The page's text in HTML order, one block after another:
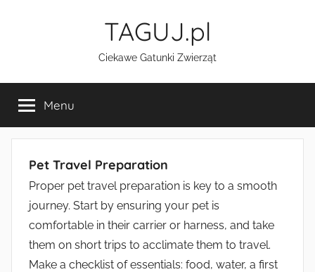
TAGUJ.pl
Ciekawe Gatunki Zwierząt
Menu
Pet Travel Preparation
Proper pet travel preparation is key to a smooth
journey. Start by ensuring your pet is
comfortable in their carrier or harness, and take
them on short trips to acclimate them to travel.
Make a checklist of essentials: food, water, a first